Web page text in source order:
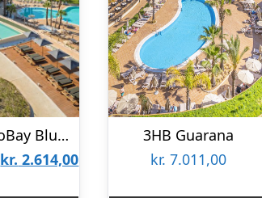
Hotel PortoBay Blue Ocean
Den
kr. 2.614,00Den
3HB Guarana
kr. 7.011,00